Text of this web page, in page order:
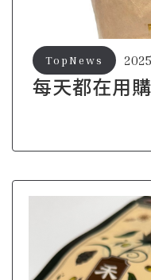
每天都在用
TopNews